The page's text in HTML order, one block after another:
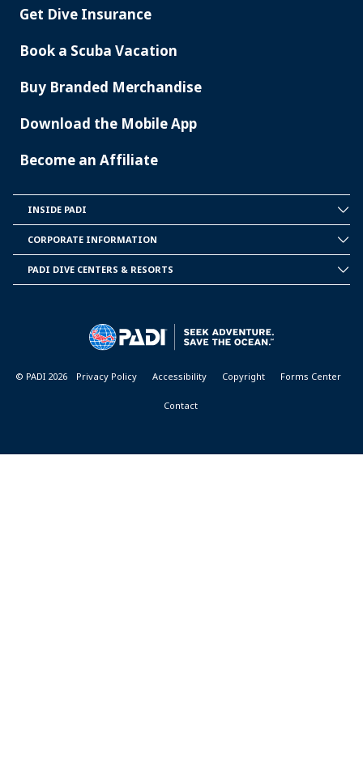
Get Dive Insurance
Book a Scuba Vacation
Buy Branded Merchandise
Download the Mobile App
Become an Affiliate
INSIDE PADI
CORPORATE INFORMATION
PADI DIVE CENTERS & RESORTS
© PADI 2026 Privacy Policy Accessibility Copyright Forms Center
Contact